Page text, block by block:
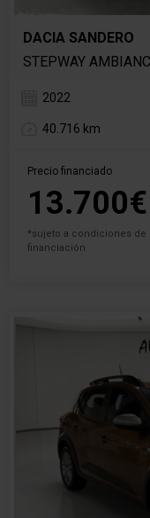
DACIA SANDERO
STEPWAY
2022
40.716 km
Precio financiado
13.700€
*sujeto a condiciones de
financiación